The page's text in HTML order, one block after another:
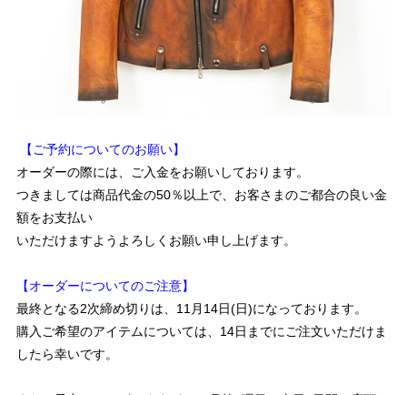
【ご予約についてのお願い】
オーダーの際には、ご入金をお願いしております。
つきましては商品代金の50％以上で、お客さまのご都合の良い金
額をお支払い
いただけますようよろしくお願い申し上げます。
【オーダーについてのご注意】
最終となる2次締め切りは、11月14日(日)になっております。
購入ご希望のアイテムについては、14日までにご注文いただけま
したら幸いです。